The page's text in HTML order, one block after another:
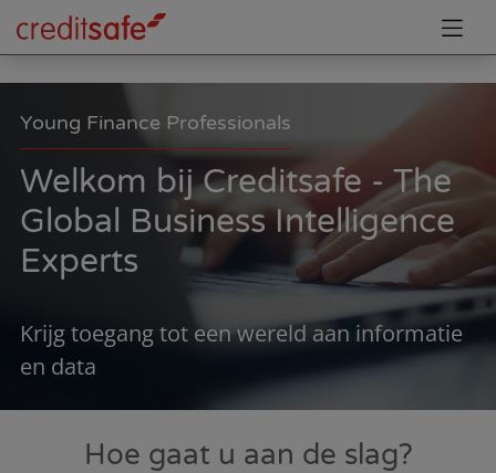
Young Finance Professionals
Welkom bij Creditsafe - The
Global Business Intelligence
Experts
Krijg toegang tot een wereld aan informatie
en data
Hoe gaat u aan de slag?